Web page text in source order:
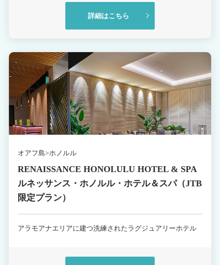
詳細はこちら
オアフ島>ホノルル
RENAISSANCE HONOLULU HOTEL & SPA
ルネッサンス・ホノルル・ホテル＆スパ（JTB
限定プラン）
アラモアナエリアに建つ洗練されたラグジュアリーホテル